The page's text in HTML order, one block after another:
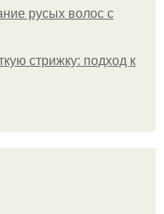
русых волос с
стрижку: подход к